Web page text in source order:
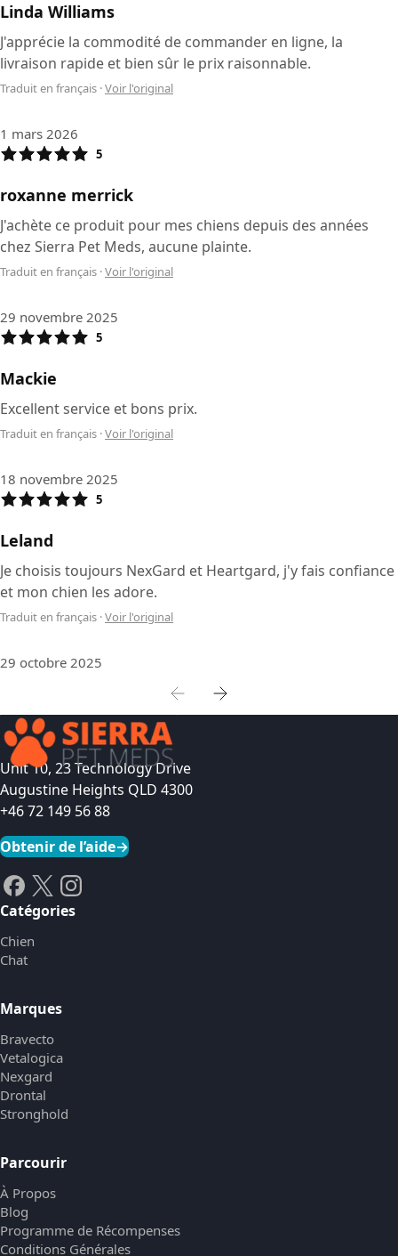
Linda Williams
J'apprécie la commodité de commander en ligne, la
livraison rapide et bien sûr le prix raisonnable.
Traduit en français ·Voir l'original
1 mars 2026
5
roxanne merrick
J'achète ce produit pour mes chiens depuis des années
chez Sierra Pet Meds, aucune plainte.
Traduit en français ·Voir l'original
29 novembre 2025
5
Mackie
Excellent service et bons prix.
Traduit en français ·Voir l'original
18 novembre 2025
5
Leland
Je choisis toujours NexGard et Heartgard, j'y fais confiance
et mon chien les adore.
Traduit en français ·Voir l'original
29 octobre 2025
Unit 10, 23 Technology Drive
Augustine Heights QLD 4300
+46 72 149 56 88
Obtenir de l’aide→
Catégories
Chien
Chat
Marques
Bravecto
Vetalogica
Nexgard
Drontal
Stronghold
Parcourir
À Propos
Blog
Programme de Récompenses
Conditions Générales